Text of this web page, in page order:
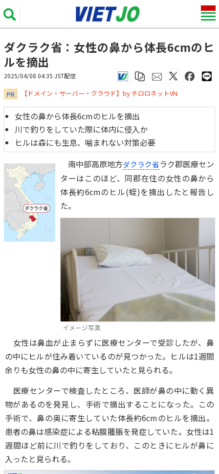
ダクラク省：女性の鼻から体長6cmのヒ
ルを摘出
2025/04/08 04:35 JST配信
PR ​​​​​​​【ドメイン・サーバー・クラウド】by チロロネットVN
女性の鼻から体長6cmのヒルを摘出
川で釣りをしていた際に体内に侵入か
ヒルは森にも生息、噛まれない対策必要
南中部高原地方ダクラク省ラク郡医療セン
ターはこのほど、同郡在住の女性の鼻から
体長約6cmのヒル(蛭)を摘出したと報告し
た。
イメージ写真
女性は鼻血が止まらずに医療センターで受診したが、鼻
の中にヒルが住み着いているのが見つかった。ヒルは1週間
余りも女性の鼻の中に寄生していたと見られる。
医療センターで検査したところ、医師が鼻の中に動く異
物があるのを発見し、手術で摘出することになった。この
手術で、鼻の奥に寄生していた体長約6cmのヒルを摘出。
患者の鼻は感染症による粘膜腫脹を発症していた。女性は1
週間ほど前に川で釣りをしており、このときにヒルが鼻に
入ったと見られる。